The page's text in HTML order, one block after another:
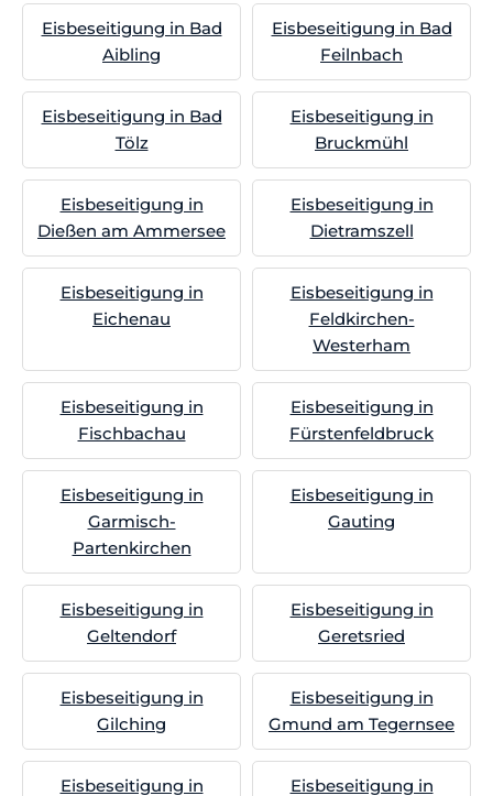
Eisbeseitigung in Bad
Aibling
Eisbeseitigung in Bad
Feilnbach
Eisbeseitigung in Bad
Tölz
Eisbeseitigung in
Bruckmühl
Eisbeseitigung in
Dießen am Ammersee
Eisbeseitigung in
Dietramszell
Eisbeseitigung in
Eichenau
Eisbeseitigung in
Feldkirchen-
Westerham
Eisbeseitigung in
Fischbachau
Eisbeseitigung in
Fürstenfeldbruck
Eisbeseitigung in
Garmisch-
Partenkirchen
Eisbeseitigung in
Gauting
Eisbeseitigung in
Geltendorf
Eisbeseitigung in
Geretsried
Eisbeseitigung in
Gilching
Eisbeseitigung in
Gmund am Tegernsee
Eisbeseitigung in
Eisbeseitigung in